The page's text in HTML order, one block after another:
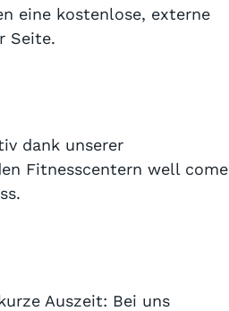
eine kostenlose, externe
Seite.
dank unserer
Fitnesscentern well come
Auszeit: Bei uns